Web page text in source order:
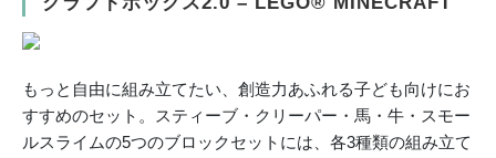
もっと自由に組み立てたい、創造力あふれる子ども向けにお
すすめのセット。スティーブ・クリーパー・馬・牛・スモー
ルスライムの5つのブロックセットには、各3種類の組み立て